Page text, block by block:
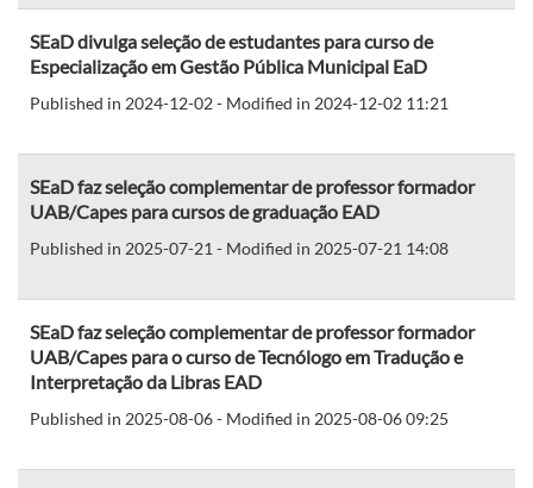
SEaD divulga seleção de estudantes para curso de
Especialização em Gestão Pública Municipal EaD
Published in 2024-12-02 - Modified in 2024-12-02 11:21
SEaD faz seleção complementar de professor formador
UAB/Capes para cursos de graduação EAD
Published in 2025-07-21 - Modified in 2025-07-21 14:08
SEaD faz seleção complementar de professor formador
UAB/Capes para o curso de Tecnólogo em Tradução e
Interpretação da Libras EAD
Published in 2025-08-06 - Modified in 2025-08-06 09:25